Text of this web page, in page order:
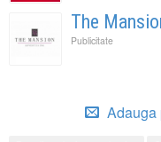
The
Publicitate
Adauga